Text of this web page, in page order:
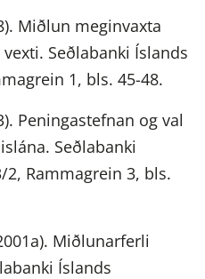
Miðlun meginvaxta
Seðlabanki Íslands
1, bls. 45-48.
Peningastefnan og val
Seðlabanki
2, Rammagrein 3, bls.
Miðlunarferli
Íslands